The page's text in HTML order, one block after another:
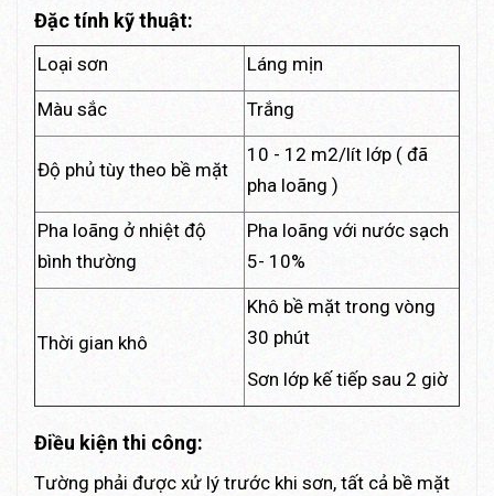
Đặc tính kỹ thuật:
Loại sơn Láng mịn
Màu sắc Trắng
Độ phủ tùy theo bề mặt
10 - 12 m2/lít lớp ( đã
pha loãng )
Pha loãng ở nhiệt độ
bình thường
Pha loãng với nước sạch
5- 10%
Thời gian khô
Khô bề mặt trong vòng
30 phút
Sơn lớp kế tiếp sau 2 giờ
Điều kiện thi công:
Tường phải được xử lý trước khi sơn, tất cả bề mặt